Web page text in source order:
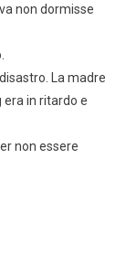
non dormisse
La madre
era in ritardo e
non essere